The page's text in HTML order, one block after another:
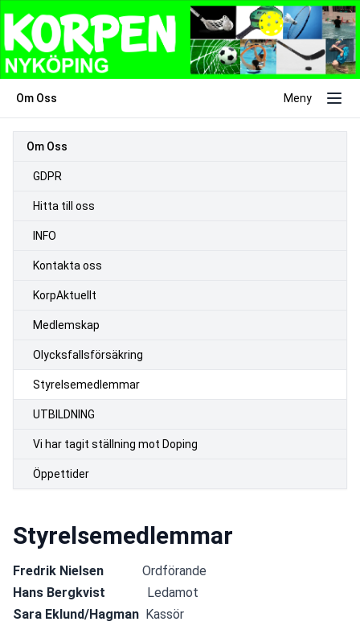
Om Oss Meny
Om Oss
GDPR
Hitta till oss
INFO
Kontakta oss
KorpAktuellt
Medlemskap
Olycksfallsförsäkring
Styrelsemedlemmar
UTBILDNING
Vi har tagit ställning mot Doping
Öppettider
Styrelsemedlemmar
Fredrik Nielsen Ordförande
Hans Bergkvist Ledamot
Sara Eklund/Hagman Kassör